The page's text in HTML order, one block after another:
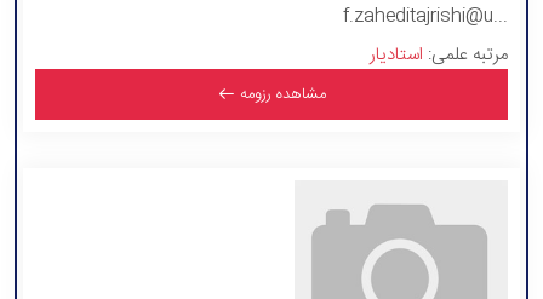
f.zaheditajrishi@u...
مرتبه علمی: استادیار
مشاهده رزومه